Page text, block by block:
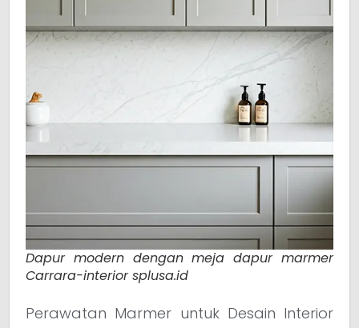
Dapur modern dengan meja dapur marmer
Carrara-interior splusa.id
Perawatan Marmer untuk Desain Interior